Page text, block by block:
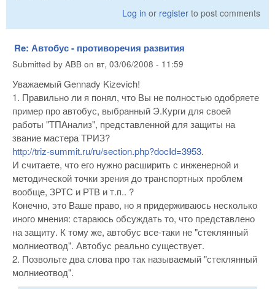
Log in or register to post comments
Re: Автобус - противоречия развития
Submitted by ABB on вт, 03/06/2008 - 11:59
Уважаемый Gennady Kizevich!
1. Правильно ли я понял, что Вы не полностью одобряете
пример про автобус, выбранный Э.Курги для своей
работы "ТПАнализ", представленной для защиты на
звание мастера ТРИЗ?
http://triz-summit.ru/ru/section.php?docId=3953.
И считаете, что его нужно расширить с инженерной и
методической точки зрения до транспортных проблем
вообще, ЗРТС и РТВ и т.п.. ?
Конечно, это Ваше право, но я придерживаюсь несколько
иного мнения: стараюсь обсуждать то, что представлено
на защиту. К тому же, автобус все-таки не "стеклянный
молниеотвод". Автобус реально существует.
2. Позвольте два слова про так называемый "стеклянный
молниеотвод".